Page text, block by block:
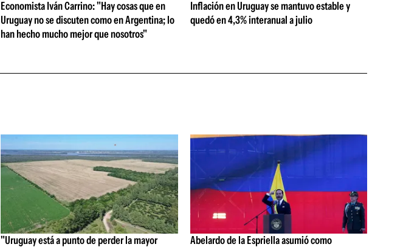
Economista Iván Carrino: "Hay cosas que en
Uruguay no se discuten como en Argentina; lo
han hecho mucho mejor que nosotros"
Inflación en Uruguay se mantuvo estable y
quedó en 4,3% interanual a julio
"Uruguay está a punto de perder la mayor Abelardo de la Espriella asumió como